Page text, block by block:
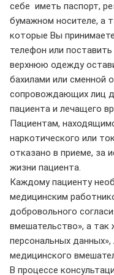
себе иметь паспорт,
бумажном носителе, а
которые Вы
телефон или
верхнюю одежду
бахилами или сменной
сопровождающих лиц
пациента и лечащего
Пациентам,
наркотического или
отказано в приеме, за
жизни пациента.
Каждому пациенту
медицинским
добровольного
вмешательство», а так
персональных
медицинского
В процессе